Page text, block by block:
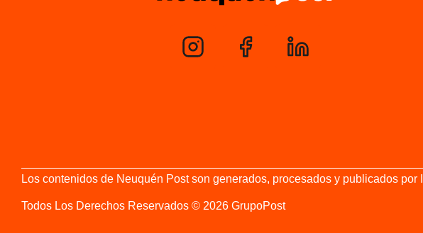
Los contenidos de Neuquén Post son generados, procesados y publicados por
Todos Los Derechos Reservados © 2026 GrupoPost